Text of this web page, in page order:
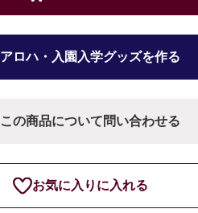
アロハ・入園入学グッズを作る
この商品について問い合わせる
お気に入りに入れる